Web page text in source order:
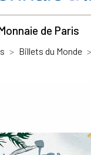
de Paris
Billets du Monde